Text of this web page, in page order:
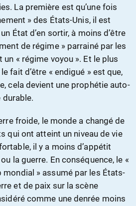
La première est qu’une fois
» des États-Unis, il est
État d’en sortir, à moins d’être
de régime » parrainé par les
un « régime voyou ». Et le plus
fait d’être « endigué » est que,
cela devient une prophétie auto-
durable.
froide, le monde a changé de
qui ont atteint un niveau de vie
il y a moins d’appétit
la guerre. En conséquence, le «
» assumé par les États-
et de paix sur la scène
comme une denrée moins